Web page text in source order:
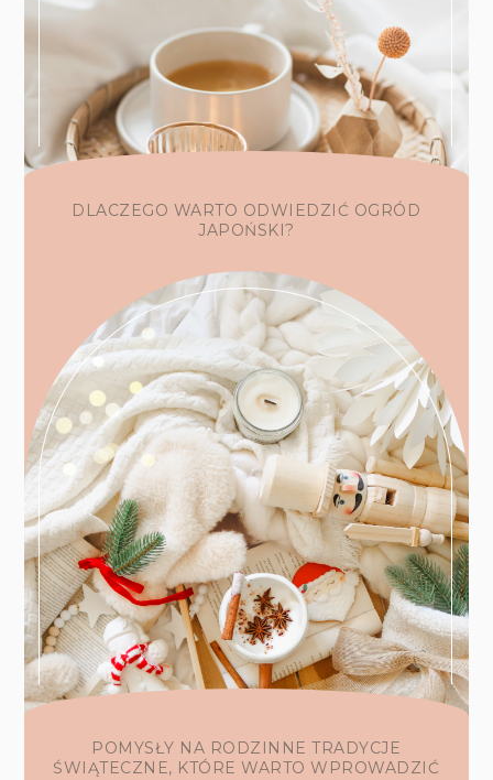
DLACZEGO WARTO ODWIEDZIĆ OGRÓD
JAPOŃSKI?
POMYSŁY NA RODZINNE TRADYCJE
ŚWIĄTECZNE, KTÓRE WARTO WPROWADZIĆ